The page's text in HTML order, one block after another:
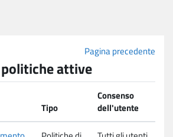
Pagina precedente
attive
Tipo
Consenso
dell'utente